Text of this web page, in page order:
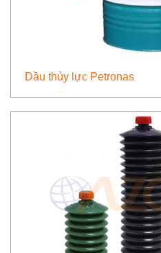
Dầu thủy lực Petronas